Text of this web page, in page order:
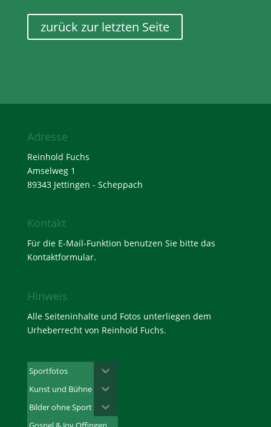
zurück zur letzten Seite
Adresse
Reinhold Fuchs
Amselweg 1
89343 Jettingen - Scheppach
Kontakt
Für die E-Mail-Funktion benutzen Sie bitte das
Kontaktformular.
Hinweis
Alle Seiteninhalte und Fotos unterliegen dem
Urheberrecht von Reinhold Fuchs.
Sportfotos
Kunst und Bühne
Bilder ohne Sport